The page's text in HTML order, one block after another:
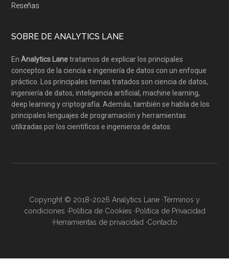
Reseñas
SOBRE DE ANALYTICS LANE
EnAnalytics Lanetratamos de explicar los principales
conceptos de la ciencia e ingeniería de datos con un enfoque
práctico. Los principales temas tratados son ciencia de datos,
ingeniería de datos, inteligencia artificial, machine learning,
deep learning y criptografía. Además, también se habla de los
principales lenguajes de programación y herramientas
utilizadas por los científicos e ingenieros de datos.
Copyright © 2018-2026 Analytics Lane ·Términos y
condiciones ·Política de Cookies ·Política de Privacidad
·Herramientas de privacidad ·Contacto